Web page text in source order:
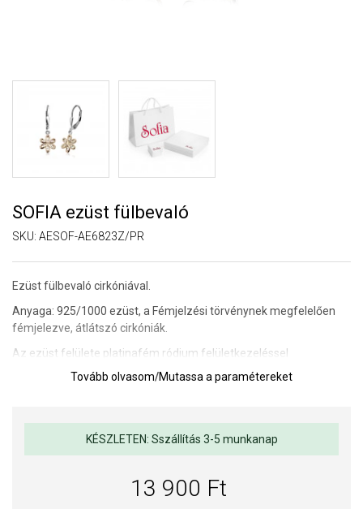
SOFIA ezüst fülbevaló
SKU: AESOF-AE6823Z/PR
Ezüst fülbevaló cirkóniával.
Anyaga: 925/1000 ezüst, a Fémjelzési törvénynek megfelelően
fémjelezve, átlátszó cirkóniák.
Az ezüst felülete platinafém ródium felületkezeléssel
rendelkezik,és 585/1000 rózsaarannyal van bevonva.
Felületkezelésünk, drágaköveink és gyöngyeink beépítése
megfelel az igényes követelményeknek.
Tovább olvasom/Mutassa a paramétereket
KÉSZLETEN: Sszállítás 3-5 munkanap
13 900 Ft